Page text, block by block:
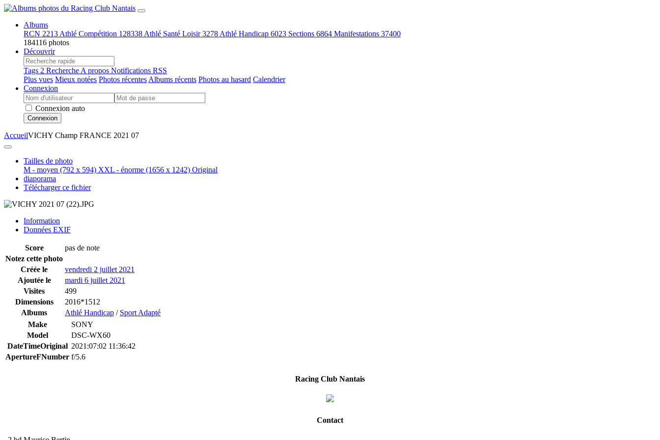
Albums
RCN 2213 Athlé Compétition 128338 Athlé Santé Loisir3278 Athlé Handicap 6023 Sections 6864 Manifestations 37400
184116 photos
Découvrir
Tags 2 Recherche A propos Notifications RSS
Plus vues Mieux notées Photos récentes Albums récents Photos au hasard Calendrier
Connexion
Connexion auto
Connexion
AccueilVICHY Champ FRANCE 2021 07
Tailles de photo
M - moyen (792 x 594) XXL - énorme (1656 x 1242) Original
diaporama
Télécharger ce fichier
Information
Données EXIF
Score
pas de note
Notez cette photo
Créée le
vendredi 2 juillet 2021
Ajoutée le
mardi 6 juillet 2021
Visites
499
Dimensions
2016*1512
Albums
Athlé Handicap / Sport Adapté
Make
SONY
Model
DSC-WX60
DateTimeOriginal 2021:07:02 11:36:42
ApertureFNumber f/5.6
Racing Club Nantais
Contact